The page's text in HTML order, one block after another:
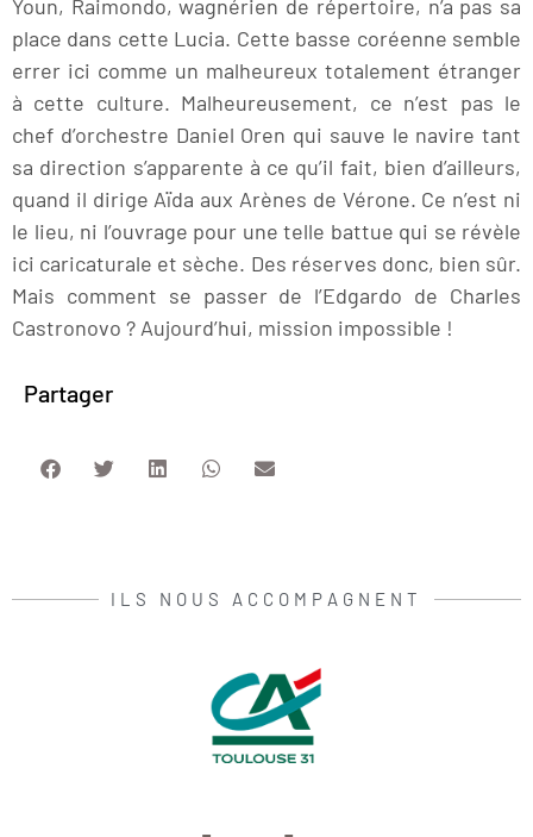
Youn, Raimondo, wagnérien de répertoire, n’a pas sa
place dans cette Lucia. Cette basse coréenne semble
errer ici comme un malheureux totalement étranger
à cette culture. Malheureusement, ce n’est pas le
chef d’orchestre Daniel Oren qui sauve le navire tant
sa direction s’apparente à ce qu’il fait, bien d’ailleurs,
quand il dirige Aïda aux Arènes de Vérone. Ce n’est ni
le lieu, ni l’ouvrage pour une telle battue qui se révèle
ici caricaturale et sèche. Des réserves donc, bien sûr.
Mais comment se passer de l’Edgardo de Charles
Castronovo ? Aujourd’hui, mission impossible !
Partager
ILS NOUS ACCOMPAGNENT